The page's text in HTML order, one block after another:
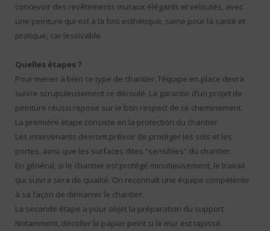
concevoir des revêtements muraux élégants et veloutés, avec
une peinture qui est à la fois esthétique, saine pour la santé et
pratique, car lessivable.
Quelles étapes ?
Pour mener à bien ce type de chantier, l’équipe en place devra
suivre scrupuleusement ce déroulé. La garantie d’un projet de
peinture réussi repose sur le bon respect de ce cheminement.
La première étape consiste en la protection du chantier.
Les intervenants devront prévoir de protéger les sols et les
portes, ainsi que les surfaces dites “sensibles” du chantier.
En général, si le chantier est protégé minutieusement, le travail
qui suivra sera de qualité. On reconnaît une équipe compétente
à sa façon de démarrer le chantier.
La seconde étape a pour objet la préparation du support.
Notamment, décoller le papier peint si le mur est tapissé.